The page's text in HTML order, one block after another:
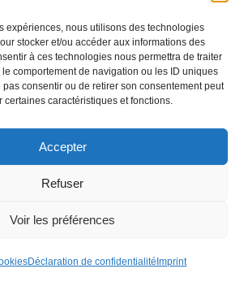
expériences, nous utilisons des technologies
stocker et/ou accéder aux informations des
à ces technologies nous permettra de traiter
comportement de navigation ou les ID uniques
pas consentir ou de retirer son consentement peut
certaines caractéristiques et fonctions.
Accepter
Refuser
Voir les préférences
Déclaration de confidentialité Imprint
Nemo